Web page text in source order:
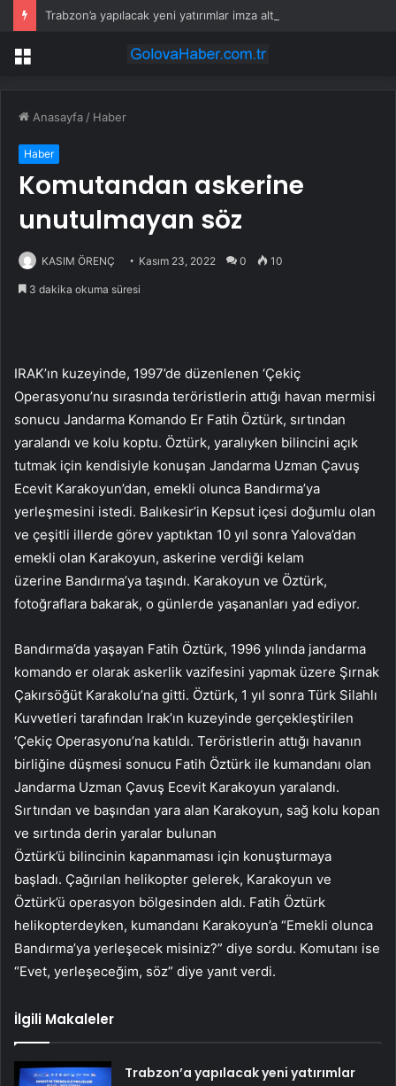
Trabzon’a yapılacak yeni yatırımlar imza altına alındı
Menü
Anasayfa / Haber
Haber
Komutandan askerine
unutulmayan söz
KASIM ÖRENÇ Kasım 23, 2022 0 10
3 dakika okuma süresi
IRAK’ın kuzeyinde, 1997’de düzenlenen ‘Çekiç
Operasyonu’nu sırasında teröristlerin attığı havan mermisi
sonucu Jandarma Komando Er Fatih Öztürk, sırtından
yaralandı ve kolu koptu. Öztürk, yaralıyken bilincini açık
tutmak için kendisiyle konuşan Jandarma Uzman Çavuş
Ecevit Karakoyun’dan, emekli olunca Bandırma’ya
yerleşmesini istedi. Balıkesir’in Kepsut içesi doğumlu olan
ve çeşitli illerde görev yaptıktan 10 yıl sonra Yalova’dan
emekli olan Karakoyun, askerine verdiği kelam
üzerine Bandırma’ya taşındı. Karakoyun ve Öztürk,
fotoğraflara bakarak, o günlerde yaşananları yad ediyor.
Bandırma’da yaşayan Fatih Öztürk, 1996 yılında jandarma
komando er olarak askerlik vazifesini yapmak üzere Şırnak
Çakırsöğüt Karakolu’na gitti. Öztürk, 1 yıl sonra Türk Silahlı
Kuvvetleri tarafından Irak’ın kuzeyinde gerçekleştirilen
‘Çekiç Operasyonu’na katıldı. Teröristlerin attığı havanın
birliğine düşmesi sonucu Fatih Öztürk ile kumandanı olan
Jandarma Uzman Çavuş Ecevit Karakoyun yaralandı.
Sırtından ve başından yara alan Karakoyun, sağ kolu kopan
ve sırtında derin yaralar bulunan
Öztürk’ü bilincinin kapanmaması için konuşturmaya
başladı. Çağırılan helikopter gelerek, Karakoyun ve
Öztürk’ü operasyon bölgesinden aldı. Fatih Öztürk
helikopterdeyken, kumandanı Karakoyun’a “Emekli olunca
Bandırma’ya yerleşecek misiniz?” diye sordu. Komutanı ise
“Evet, yerleşeceğim, söz” diye yanıt verdi.
İlgili Makaleler
Trabzon’a yapılacak yeni yatırımlar